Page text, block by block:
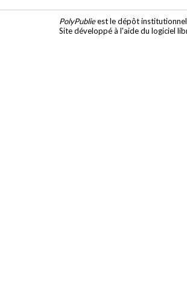
PolyPublieest le dépôt
Site développé à l'aide du logiciel